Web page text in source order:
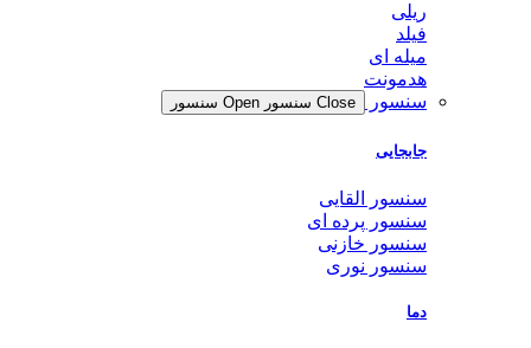
ریلی
فیلد
میله ای
هدمونت
سنسور
Close سنسور Open سنسور
جابجایی
سنسور القایی
سنسور پرده ای
سنسور خازنی
سنسور نوری
دما